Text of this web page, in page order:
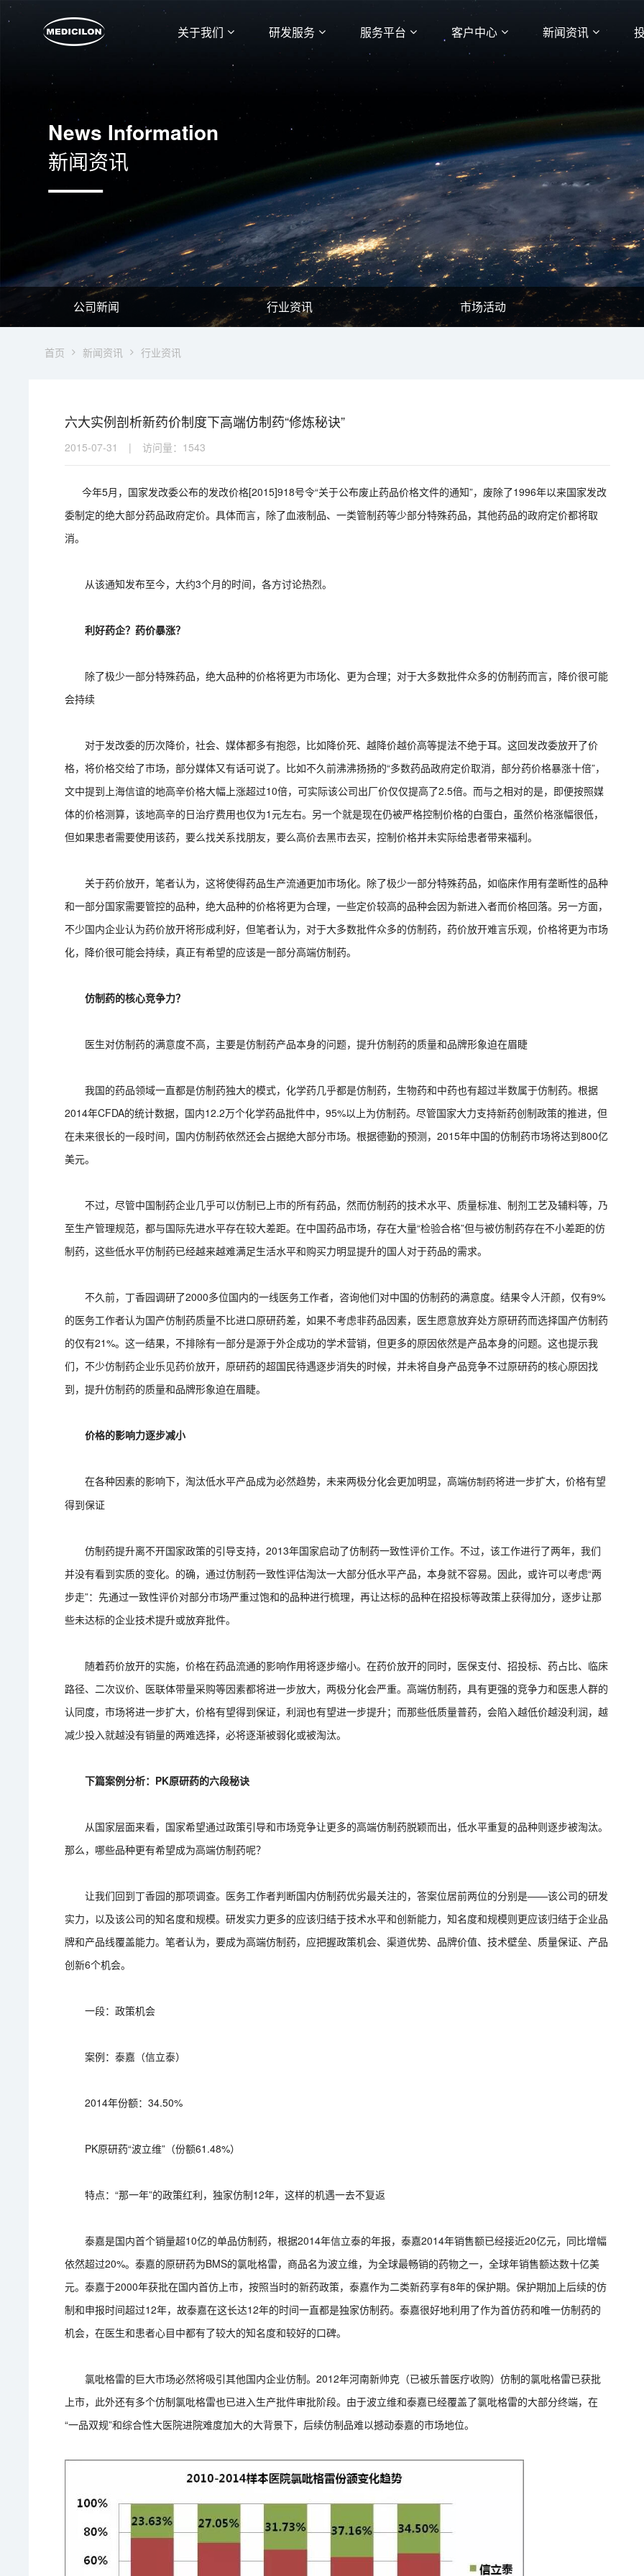
关于我们 研发服务 服务平台 客户中心 新闻资讯
News Information
新闻资讯
公司新闻 行业资讯 市场活动
首页 新闻资讯 行业资讯
六大实例剖析新药价制度下高端仿制药“修炼秘诀”
2015-07-31 | 访问量： 1543
今年5月，国家发改委公布的发改价格[2015]918号令“关于公布废止药品价格文件的通知”，废除了1996年以来国家发改
委制定的绝大部分药品政府定价。具体而言，除了血液制品、一类管制药等少部分特殊药品，其他药品的政府定价都将取
消。
从该通知发布至今，大约3个月的时间，各方讨论热烈。
利好药企？药价暴涨？
除了极少一部分特殊药品，绝大品种的价格将更为市场化、更为合理；对于大多数批件众多的仿制药而言，降价很可能
会持续
对于发改委的历次降价，社会、媒体都多有抱怨，比如降价死、越降价越价高等提法不绝于耳。这回发改委放开了价
格，将价格交给了市场，部分媒体又有话可说了。比如不久前沸沸扬扬的“多数药品政府定价取消，部分药价格暴涨十倍”，
文中提到上海信谊的地高辛价格大幅上涨超过10倍，可实际该公司出厂价仅仅提高了2.5倍。而与之相对的是，即便按照媒
体的价格测算，该地高辛的日治疗费用也仅为1元左右。另一个就是现在仍被严格控制价格的白蛋白，虽然价格涨幅很低，
但如果患者需要使用该药，要么找关系找朋友，要么高价去黑市去买，控制价格并未实际给患者带来福利。
关于药价放开，笔者认为，这将使得药品生产流通更加市场化。除了极少一部分特殊药品，如临床作用有垄断性的品种
和一部分国家需要管控的品种，绝大品种的价格将更为合理，一些定价较高的品种会因为新进入者而价格回落。另一方面，
不少国内企业认为药价放开将形成利好，但笔者认为，对于大多数批件众多的仿制药，药价放开难言乐观，价格将更为市场
化，降价很可能会持续，真正有希望的应该是一部分高端仿制药。
仿制药的核心竞争力？
医生对仿制药的满意度不高，主要是仿制药产品本身的问题，提升仿制药的质量和品牌形象迫在眉睫
我国的药品领域一直都是仿制药独大的模式，化学药几乎都是仿制药，生物药和中药也有超过半数属于仿制药。根据
2014年CFDA的统计数据，国内12.2万个化学药品批件中，95%以上为仿制药。尽管国家大力支持新药创制政策的推进，但
在未来很长的一段时间，国内仿制药依然还会占据绝大部分市场。根据德勤的预测，2015年中国的仿制药市场将达到800亿
美元。
不过，尽管中国制药企业几乎可以仿制已上市的所有药品，然而仿制药的技术水平、质量标准、制剂工艺及辅料等，乃
至生产管理规范，都与国际先进水平存在较大差距。在中国药品市场，存在大量“检验合格”但与被仿制药存在不小差距的仿
制药，这些低水平仿制药已经越来越难满足生活水平和购买力明显提升的国人对于药品的需求。
不久前，丁香园调研了2000多位国内的一线医务工作者，咨询他们对中国的仿制药的满意度。结果令人汗颜，仅有9%
的医务工作者认为国产仿制药质量不比进口原研药差，如果不考虑非药品因素，医生愿意放弃处方原研药而选择国产仿制药
的仅有21%。这一结果，不排除有一部分是源于外企成功的学术营销，但更多的原因依然是产品本身的问题。这也提示我
们，不少仿制药企业乐见药价放开，原研药的超国民待遇逐步消失的时候，并未将自身产品竞争不过原研药的核心原因找
到，提升仿制药的质量和品牌形象迫在眉睫。
价格的影响力逐步减小
在各种因素的影响下，淘汰低水平产品成为必然趋势，未来两极分化会更加明显，高端仿制药将进一步扩大，价格有望
得到保证
仿制药提升离不开国家政策的引导支持，2013年国家启动了仿制药一致性评价工作。不过，该工作进行了两年，我们
并没有看到实质的变化。的确，通过仿制药一致性评估淘汰一大部分低水平产品，本身就不容易。因此，或许可以考虑“两
步走”：先通过一致性评价对部分市场严重过饱和的品种进行梳理，再让达标的品种在招投标等政策上获得加分，逐步让那
些未达标的企业技术提升或放弃批件。
随着药价放开的实施，价格在药品流通的影响作用将逐步缩小。在药价放开的同时，医保支付、招投标、药占比、临床
路径、二次议价、医联体带量采购等因素都将进一步放大，两极分化会严重。高端仿制药，具有更强的竞争力和医患人群的
认同度，市场将进一步扩大，价格有望得到保证，利润也有望进一步提升；而那些低质量普药，会陷入越低价越没利润，越
减少投入就越没有销量的两难选择，必将逐渐被弱化或被淘汰。
下篇案例分析：PK原研药的六段秘诀
从国家层面来看，国家希望通过政策引导和市场竞争让更多的高端仿制药脱颖而出，低水平重复的品种则逐步被淘汰。
那么，哪些品种更有希望成为高端仿制药呢？
让我们回到丁香园的那项调查。医务工作者判断国内仿制药优劣最关注的，答案位居前两位的分别是——该公司的研发
实力，以及该公司的知名度和规模。研发实力更多的应该归结于技术水平和创新能力，知名度和规模则更应该归结于企业品
牌和产品线覆盖能力。笔者认为，要成为高端仿制药，应把握政策机会、渠道优势、品牌价值、技术壁垒、质量保证、产品
创新6个机会。
一段：政策机会
案例：泰嘉（信立泰）
2014年份额：34.50%
PK原研药“波立维”（份额61.48%）
特点：“那一年”的政策红利，独家仿制12年，这样的机遇一去不复返
泰嘉是国内首个销量超10亿的单品仿制药，根据2014年信立泰的年报，泰嘉2014年销售额已经接近20亿元，同比增幅
依然超过20%。泰嘉的原研药为BMS的氯吡格雷，商品名为波立维，为全球最畅销的药物之一，全球年销售额达数十亿美
元。泰嘉于2000年获批在国内首仿上市，按照当时的新药政策，泰嘉作为二类新药享有8年的保护期。保护期加上后续的仿
制和申报时间超过12年，故泰嘉在这长达12年的时间一直都是独家仿制药。泰嘉很好地利用了作为首仿药和唯一仿制药的
机会，在医生和患者心目中都有了较大的知名度和较好的口碑。
氯吡格雷的巨大市场必然将吸引其他国内企业仿制。2012年河南新帅克（已被乐普医疗收购）仿制的氯吡格雷已获批
上市，此外还有多个仿制氯吡格雷也已进入生产批件审批阶段。由于波立维和泰嘉已经覆盖了氯吡格雷的大部分终端，在
“一品双规”和综合性大医院进院难度加大的大背景下，后续仿制品难以撼动泰嘉的市场地位。